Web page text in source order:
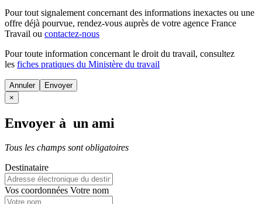
Pour tout signalement concernant des informations inexactes ou une
offre déjà pourvue, rendez-vous auprès de votre agence France
Travail ou contactez-nous
Pour toute information concernant le droit du travail, consultez
les fiches pratiques du Ministère du travail
Annuler
×
Envoyer à un ami
Tous les champs sont obligatoires
Destinataire
Vos coordonnées Votre nom